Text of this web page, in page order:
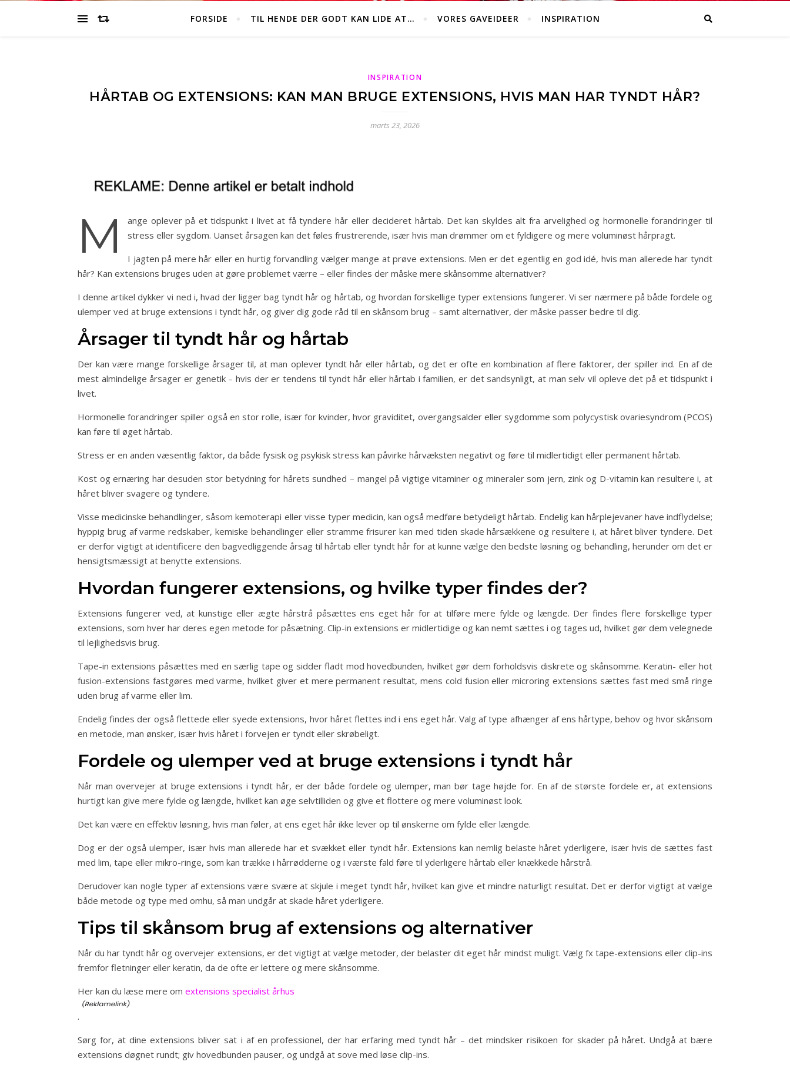
FORSIDE TIL HENDE DER GODT KAN LIDE AT… VORES GAVEIDEER INSPIRATION
INSPIRATION
HÅRTAB OG EXTENSIONS: KAN MAN BRUGE EXTENSIONS, HVIS MAN HAR TYNDT HÅR?
marts 23, 2026
M
ange oplever på et tidspunkt i livet at få tyndere hår eller decideret hårtab. Det kan skyldes alt fra arvelighed og hormonelle forandringer til
stress eller sygdom. Uanset årsagen kan det føles frustrerende, især hvis man drømmer om et fyldigere og mere voluminøst hårpragt.
I jagten på mere hår eller en hurtig forvandling vælger mange at prøve extensions. Men er det egentlig en god idé, hvis man allerede har tyndt
hår? Kan extensions bruges uden at gøre problemet værre – eller findes der måske mere skånsomme alternativer?
I denne artikel dykker vi ned i, hvad der ligger bag tyndt hår og hårtab, og hvordan forskellige typer extensions fungerer. Vi ser nærmere på både fordele og
ulemper ved at bruge extensions i tyndt hår, og giver dig gode råd til en skånsom brug – samt alternativer, der måske passer bedre til dig.
Årsager til tyndt hår og hårtab
Der kan være mange forskellige årsager til, at man oplever tyndt hår eller hårtab, og det er ofte en kombination af flere faktorer, der spiller ind. En af de
mest almindelige årsager er genetik – hvis der er tendens til tyndt hår eller hårtab i familien, er det sandsynligt, at man selv vil opleve det på et tidspunkt i
livet.
Hormonelle forandringer spiller også en stor rolle, især for kvinder, hvor graviditet, overgangsalder eller sygdomme som polycystisk ovariesyndrom (PCOS)
kan føre til øget hårtab.
Stress er en anden væsentlig faktor, da både fysisk og psykisk stress kan påvirke hårvæksten negativt og føre til midlertidigt eller permanent hårtab.
Kost og ernæring har desuden stor betydning for hårets sundhed – mangel på vigtige vitaminer og mineraler som jern, zink og D-vitamin kan resultere i, at
håret bliver svagere og tyndere.
Visse medicinske behandlinger, såsom kemoterapi eller visse typer medicin, kan også medføre betydeligt hårtab. Endelig kan hårplejevaner have indflydelse;
hyppig brug af varme redskaber, kemiske behandlinger eller stramme frisurer kan med tiden skade hårsækkene og resultere i, at håret bliver tyndere. Det
er derfor vigtigt at identificere den bagvedliggende årsag til hårtab eller tyndt hår for at kunne vælge den bedste løsning og behandling, herunder om det er
hensigtsmæssigt at benytte extensions.
Hvordan fungerer extensions, og hvilke typer findes der?
Extensions fungerer ved, at kunstige eller ægte hårstrå påsættes ens eget hår for at tilføre mere fylde og længde. Der findes flere forskellige typer
extensions, som hver har deres egen metode for påsætning. Clip-in extensions er midlertidige og kan nemt sættes i og tages ud, hvilket gør dem velegnede
til lejlighedsvis brug.
Tape-in extensions påsættes med en særlig tape og sidder fladt mod hovedbunden, hvilket gør dem forholdsvis diskrete og skånsomme. Keratin- eller hot
fusion-extensions fastgøres med varme, hvilket giver et mere permanent resultat, mens cold fusion eller microring extensions sættes fast med små ringe
uden brug af varme eller lim.
Endelig findes der også flettede eller syede extensions, hvor håret flettes ind i ens eget hår. Valg af type afhænger af ens hårtype, behov og hvor skånsom
en metode, man ønsker, især hvis håret i forvejen er tyndt eller skrøbeligt.
Fordele og ulemper ved at bruge extensions i tyndt hår
Når man overvejer at bruge extensions i tyndt hår, er der både fordele og ulemper, man bør tage højde for. En af de største fordele er, at extensions
hurtigt kan give mere fylde og længde, hvilket kan øge selvtilliden og give et flottere og mere voluminøst look.
Det kan være en effektiv løsning, hvis man føler, at ens eget hår ikke lever op til ønskerne om fylde eller længde.
Dog er der også ulemper, især hvis man allerede har et svækket eller tyndt hår. Extensions kan nemlig belaste håret yderligere, især hvis de sættes fast
med lim, tape eller mikro-ringe, som kan trække i hårrødderne og i værste fald føre til yderligere hårtab eller knækkede hårstrå.
Derudover kan nogle typer af extensions være svære at skjule i meget tyndt hår, hvilket kan give et mindre naturligt resultat. Det er derfor vigtigt at vælge
både metode og type med omhu, så man undgår at skade håret yderligere.
Tips til skånsom brug af extensions og alternativer
Når du har tyndt hår og overvejer extensions, er det vigtigt at vælge metoder, der belaster dit eget hår mindst muligt. Vælg fx tape-extensions eller clip-ins
fremfor fletninger eller keratin, da de ofte er lettere og mere skånsomme.
Her kan du læse mere om extensions specialist århus
.
Sørg for, at dine extensions bliver sat i af en professionel, der har erfaring med tyndt hår – det mindsker risikoen for skader på håret. Undgå at bære
extensions døgnet rundt; giv hovedbunden pauser, og undgå at sove med løse clip-ins.